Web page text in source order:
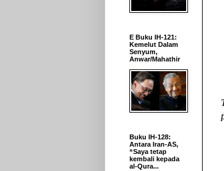
E Buku IH-121:
Kemelut Dalam
Senyum,
Anwar/Mahathir
Buku IH-128:
Antara Iran-AS,
“Saya tetap
kembali kepada
al-Qura...